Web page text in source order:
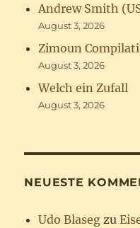
Andrew Smith
August 3, 2026
Zimoun
August 3, 2026
Welch ein Zufall
August 3, 2026
NEUESTE
Udo Blaseg zu